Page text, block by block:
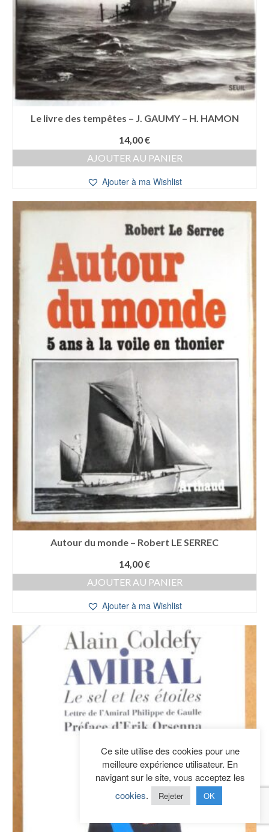
Le livre des tempêtes – J. GAUMY – H. HAMON
14,00€
AJOUTER AU PANIER
Ajouter à ma Wishlist
Autour du monde – Robert LE SERREC
14,00€
AJOUTER AU PANIER
Ajouter à ma Wishlist
Ce site utilise des cookies pour une
meilleure expérience utilisateur. En
navigant sur le site, vous acceptez les
cookies. Rejeter OK